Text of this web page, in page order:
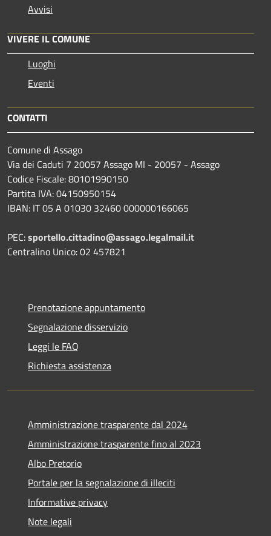
Avvisi
VIVERE IL COMUNE
Luoghi
Eventi
CONTATTI
Comune di Assago
Via dei Caduti 7 20057 Assago MI - 20057 - Assago
Codice Fiscale: 80101990150
Partita IVA: 04150950154
IBAN: IT 05 A 01030 32460 000000166065
PEC:sportello.cittadino@assago.legalmail.it
Centralino Unico: 02 457821
Prenotazione appuntamento
Segnalazione disservizio
Leggi le FAQ
Richiesta assistenza
Amministrazione trasparente dal 2024
Amministrazione trasparente fino al 2023
Albo Pretorio
Portale per la segnalazione di illeciti
Informative privacy
Note legali